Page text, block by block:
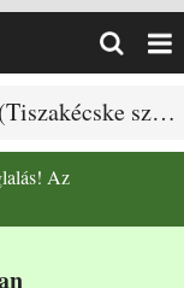
szállás)
Az